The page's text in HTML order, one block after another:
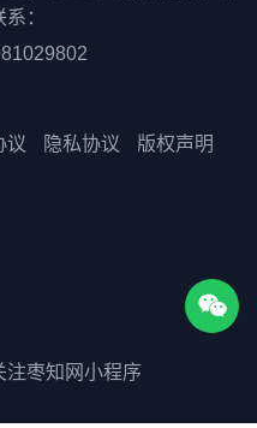
：
议 隐私协议 版权声明
注枣知网小程序